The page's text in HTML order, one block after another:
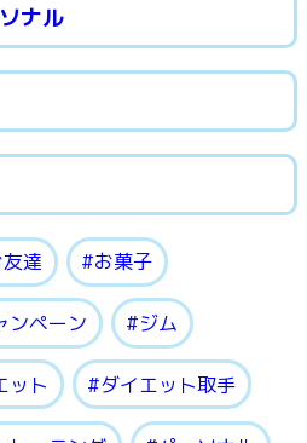
ナル
達 お菓子
ンペーン ジム
ット ダイエット取手